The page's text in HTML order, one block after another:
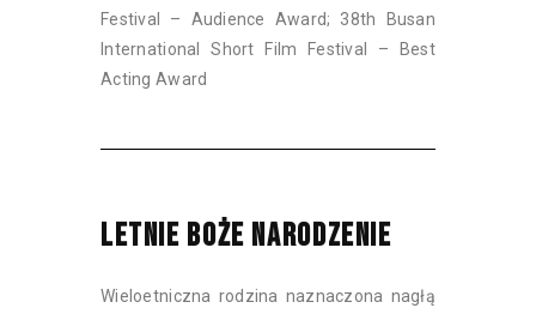
Festival – Audience Award; 38th Busan
International Short Film Festival – Best
Acting Award
LETNIE BOŻE NARODZENIE
Wieloetniczna rodzina naznaczona nagłą